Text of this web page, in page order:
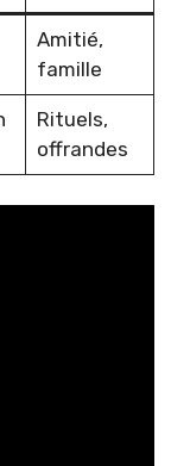
Amitié,
famille
Rituels,
offrandes